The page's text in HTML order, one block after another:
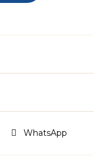
WhatsApp